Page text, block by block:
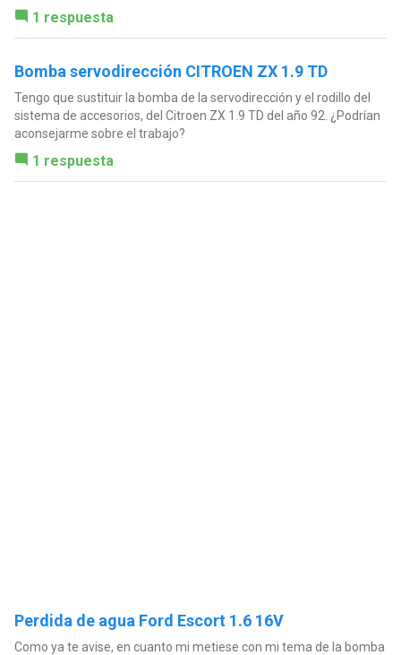
1 respuesta
Bomba servodirección CITROEN ZX 1.9 TD
Tengo que sustituir la bomba de la servodirección y el rodillo del
sistema de accesorios, del Citroen ZX 1.9 TD del año 92. ¿Podrían
aconsejarme sobre el trabajo?
1 respuesta
Perdida de agua Ford Escort 1.6 16V
Como ya te avise, en cuanto mi metiese con mi tema de la bomba